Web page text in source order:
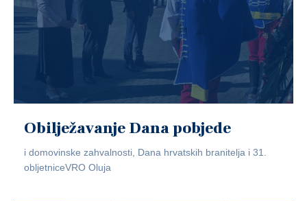
Obilježavanje Dana pobjede
i domovinske zahvalnosti, Dana hrvatskih branitelja i 31.
obljetniceVRO Oluja